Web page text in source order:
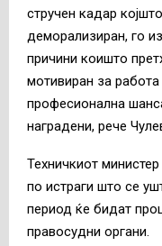
стручен кадар
деморализиран, го
причини коишто
мотивиран за работа
професионална
наградени, рече
Техничкиот
по истраги што се
период ќе бидат
правосудни органи.